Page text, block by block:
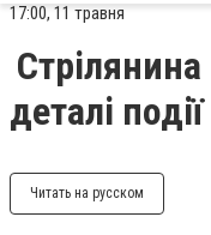
17:00, 11 травня
деталі події
Читать на русском